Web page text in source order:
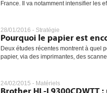
France. Il va notamment intensifier les
28/01/2016 - Stratégie
Pourquoi le papier est
Deux études récentes montrent à quel
papier, via des imprimantes, des
24/02/2015 - Matériels